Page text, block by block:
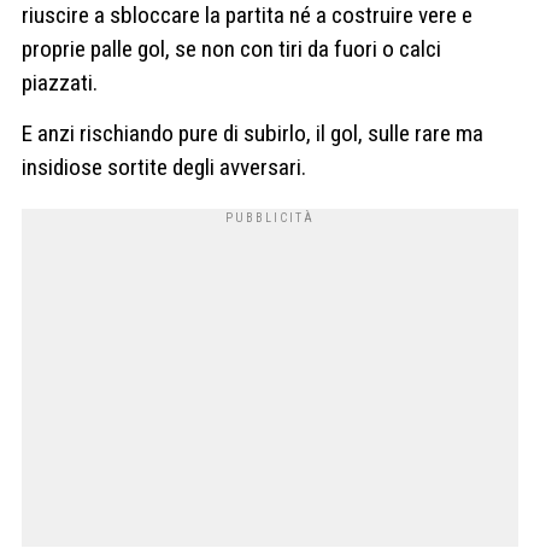
riuscire a sbloccare la partita né a costruire vere e
proprie palle gol, se non con tiri da fuori o calci
piazzati.
E anzi rischiando pure di subirlo, il gol, sulle rare ma
insidiose sortite degli avversari.